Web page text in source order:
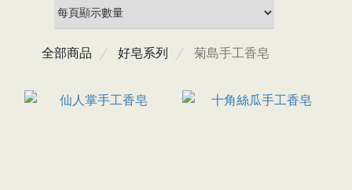
全部商品 好皂系列 菊島手工香皂